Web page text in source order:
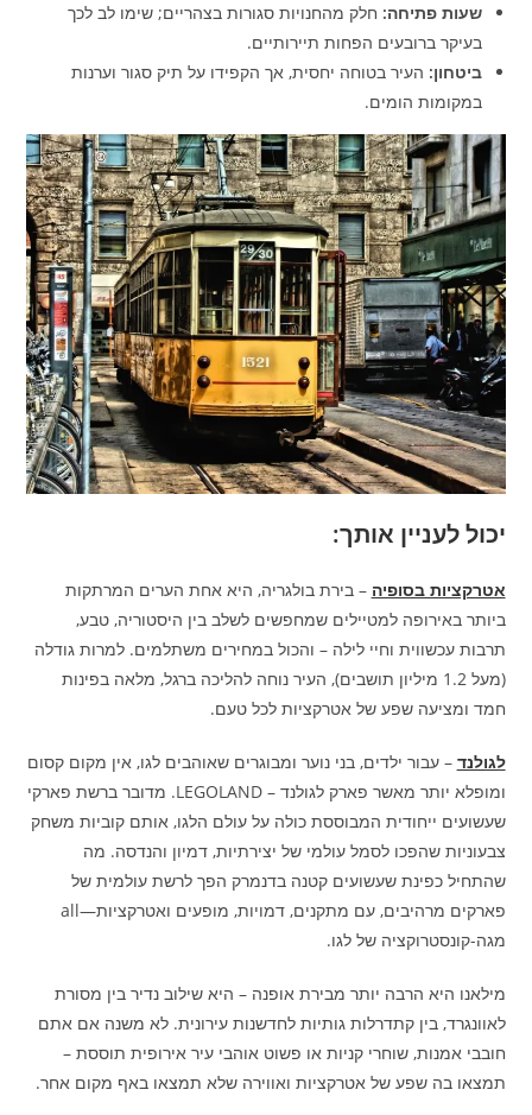
שעות פתיחה: חלק מהחנויות סגורות בצהריים; שימו לב לכך
בעיקר ברובעים הפחות תיירותיים.
ביטחון: העיר בטוחה יחסית, אך הקפידו על תיק סגור וערנות
במקומות הומים.
יכול לעניין אותך:
אטרקציות בסופיה – בירת בולגריה, היא אחת הערים המרתקות
ביותר באירופה למטיילים שמחפשים לשלב בין היסטוריה, טבע,
תרבות עכשווית וחיי לילה – והכול במחירים משתלמים. למרות גודלה
(מעל 1.2 מיליון תושבים), העיר נוחה להליכה ברגל, מלאה בפינות
חמד ומציעה שפע של אטרקציות לכל טעם.
לגולנד – עבור ילדים, בני נוער ומבוגרים שאוהבים לגו, אין מקום קסום
ומופלא יותר מאשר פארק לגולנד – LEGOLAND. מדובר ברשת פארקי
שעשועים ייחודית המבוססת כולה על עולם הלגו, אותם קוביות משחק
צבעוניות שהפכו לסמל עולמי של יצירתיות, דמיון והנדסה. מה
שהתחיל כפינת שעשועים קטנה בדנמרק הפך לרשת עולמית של
פארקים מרהיבים, עם מתקנים, דמויות, מופעים ואטרקציות—all
מגה-קונסטרוקציה של לגו.
מילאנו היא הרבה יותר מבירת אופנה – היא שילוב נדיר בין מסורת
לאוונגרד, בין קתדרלות גותיות לחדשנות עירונית. לא משנה אם אתם
חובבי אמנות, שוחרי קניות או פשוט אוהבי עיר אירופית תוססת –
תמצאו בה שפע של אטרקציות ואווירה שלא תמצאו באף מקום אחר.